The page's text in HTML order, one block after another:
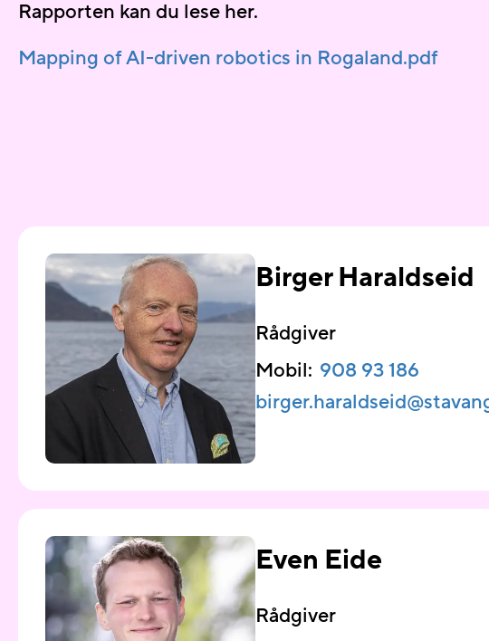
Rapporten kan du lese her.
Mapping of AI-driven robotics in Rogaland.pdf
Birger Haraldseid
Rådgiver
Mobil: 908 93 186
Even Eide
Rådgiver